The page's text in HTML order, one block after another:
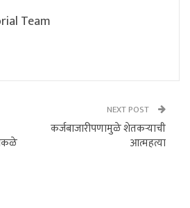
Team
NEXT POST
कर्जबाजारीपणामुळे शेतकऱ्याची
आत्महत्या